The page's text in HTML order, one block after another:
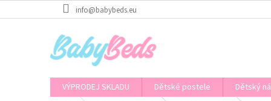
na
info@babybeds.eu
VÝPRODEJ SKLADU Dětské postele Dětský